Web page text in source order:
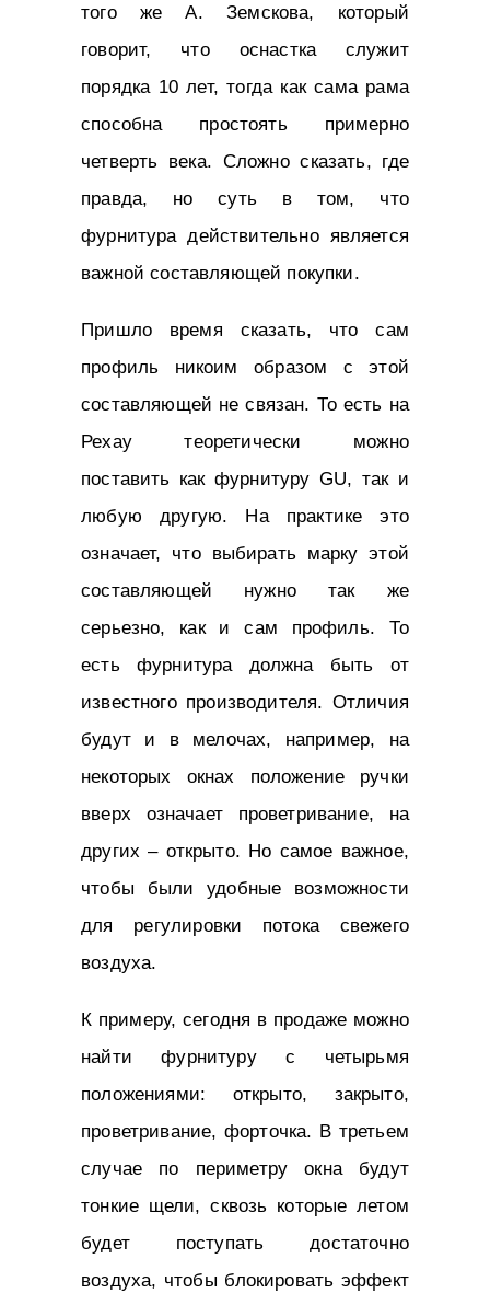
того же А. Земскова, который
говорит, что оснастка служит
порядка 10 лет, тогда как сама рама
способна простоять примерно
четверть века. Сложно сказать, где
правда, но суть в том, что
фурнитура действительно является
важной составляющей покупки.
Пришло время сказать, что сам
профиль никоим образом с этой
составляющей не связан. То есть на
Рехау теоретически можно
поставить как фурнитуру GU, так и
любую другую. На практике это
означает, что выбирать марку этой
составляющей нужно так же
серьезно, как и сам профиль. То
есть фурнитура должна быть от
известного производителя. Отличия
будут и в мелочах, например, на
некоторых окнах положение ручки
вверх означает проветривание, на
других – открыто. Но самое важное,
чтобы были удобные возможности
для регулировки потока свежего
воздуха.
К примеру, сегодня в продаже можно
найти фурнитуру с четырьмя
положениями: открыто, закрыто,
проветривание, форточка. В третьем
случае по периметру окна будут
тонкие щели, сквозь которые летом
будет поступать достаточно
воздуха, чтобы блокировать эффект